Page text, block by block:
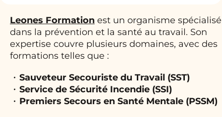
Leones Formation est un organisme spécialisé
dans la prévention et la santé au travail. Son
expertise couvre plusieurs domaines, avec des
formations telles que :
Sauveteur Secouriste du Travail (SST)
Service de Sécurité Incendie (SSI)
Premiers Secours en Santé Mentale (PSSM)